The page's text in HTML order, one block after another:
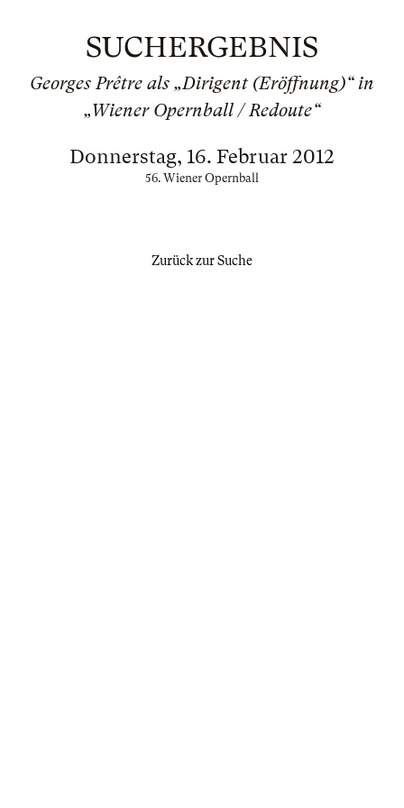
SUCHERGEBNIS
Georges Prêtre als „Dirigent (Eröffnung)“ in
„Wiener Opernball / Redoute“
Donnerstag, 16. Februar 2012
56. Wiener Opernball
Zurück zur Suche